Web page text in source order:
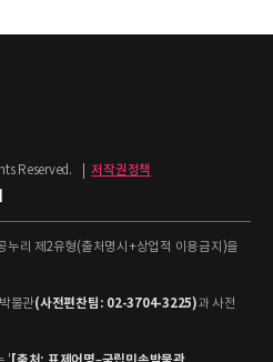
Reserved.
저작권정책
누리 제2유형(출처명시+상업적 이용금지)을
물관(사전편찬팀: 02-3704-3225)과 사전